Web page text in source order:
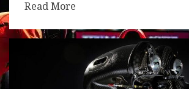
Read More